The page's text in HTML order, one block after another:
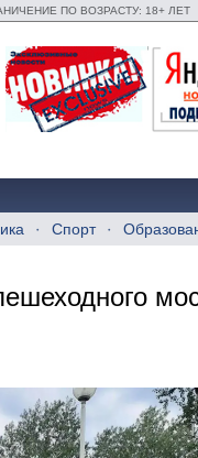
ПО ВОЗРАСТУ: 18+ ЛЕТ
Спорт